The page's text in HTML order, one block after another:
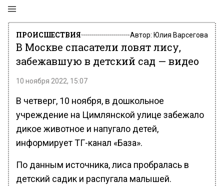
ПРОИСШЕСТВИЯ Автор: Юлия Варсегова
В Москве спасатели ловят лису,
забежавшую в детский сад — видео
10 ноября 2022, 15:07
В четверг, 10 ноября, в дошкольное
учреждение на Цимлянской улице забежало
дикое животное и напугало детей,
информирует ТГ-канал «База».
По данным источника, лиса пробралась в
детский садик и распугала малышей.